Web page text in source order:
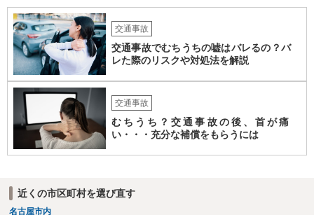
交通事故
交通事故でむちうちの嘘はバレるの？バ
レた際のリスクや対処法を解説
交通事故
むちうち？交通事故の後、首が痛
い・・・充分な補償をもらうには
近くの市区町村を選び直す
名古屋市内